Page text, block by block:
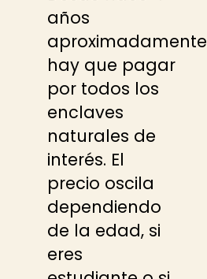
años
aproximadamente
hay que pagar
por todos los
enclaves
naturales de
interés. El
precio oscila
dependiendo
de la edad, si
eres